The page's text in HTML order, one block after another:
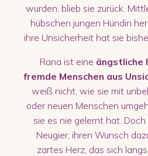
wurden, blieb sie zurück.
hübschen jungen Hündin
ihre Unsicherheit hat sie
Rana ist eine ängstliche
fremde Menschen aus
weiß nicht, wie sie mit
oder neuen Menschen
sie es nie gelernt hat.
Neugier, ihren Wunsch
zartes Herz, das sich